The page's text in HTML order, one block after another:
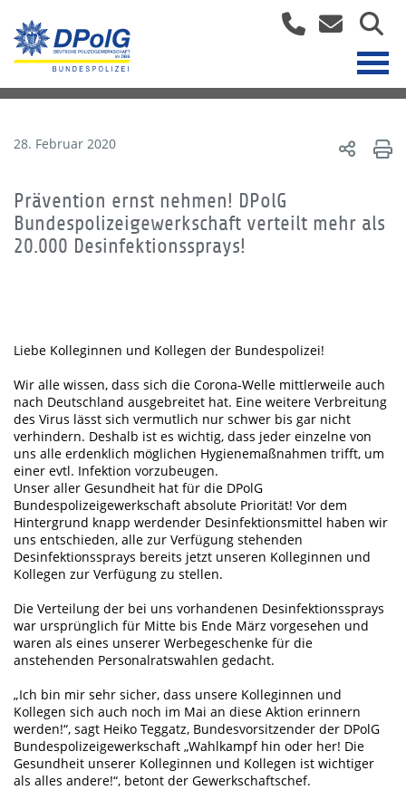
28. Februar 2020
Prävention ernst nehmen! DPolG
Bundespolizeigewerkschaft verteilt mehr als
20.000 Desinfektionssprays!
Liebe Kolleginnen und Kollegen der Bundespolizei!
Wir alle wissen, dass sich die Corona-Welle mittlerweile auch
nach Deutschland ausgebreitet hat. Eine weitere Verbreitung
des Virus lässt sich vermutlich nur schwer bis gar nicht
verhindern. Deshalb ist es wichtig, dass jeder einzelne von
uns alle erdenklich möglichen Hygienemaßnahmen trifft, um
einer evtl. Infektion vorzubeugen.
Unser aller Gesundheit hat für die DPolG
Bundespolizeigewerkschaft absolute Priorität! Vor dem
Hintergrund knapp werdender Desinfektionsmittel haben wir
uns entschieden, alle zur Verfügung stehenden
Desinfektionssprays bereits jetzt unseren Kolleginnen und
Kollegen zur Verfügung zu stellen.
Die Verteilung der bei uns vorhandenen Desinfektionssprays
war ursprünglich für Mitte bis Ende März vorgesehen und
waren als eines unserer Werbegeschenke für die
anstehenden Personalratswahlen gedacht.
„Ich bin mir sehr sicher, dass unsere Kolleginnen und
Kollegen sich auch noch im Mai an diese Aktion erinnern
werden!“, sagt Heiko Teggatz, Bundesvorsitzender der DPolG
Bundespolizeigewerkschaft „Wahlkampf hin oder her! Die
Gesundheit unserer Kolleginnen und Kollegen ist wichtiger
als alles andere!“, betont der Gewerkschaftschef.